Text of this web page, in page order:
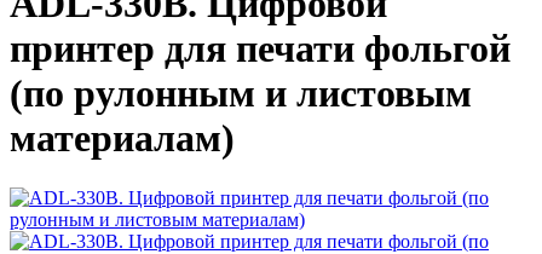
принтер для печати фольгой
(по рулонным и листовым
материалам)